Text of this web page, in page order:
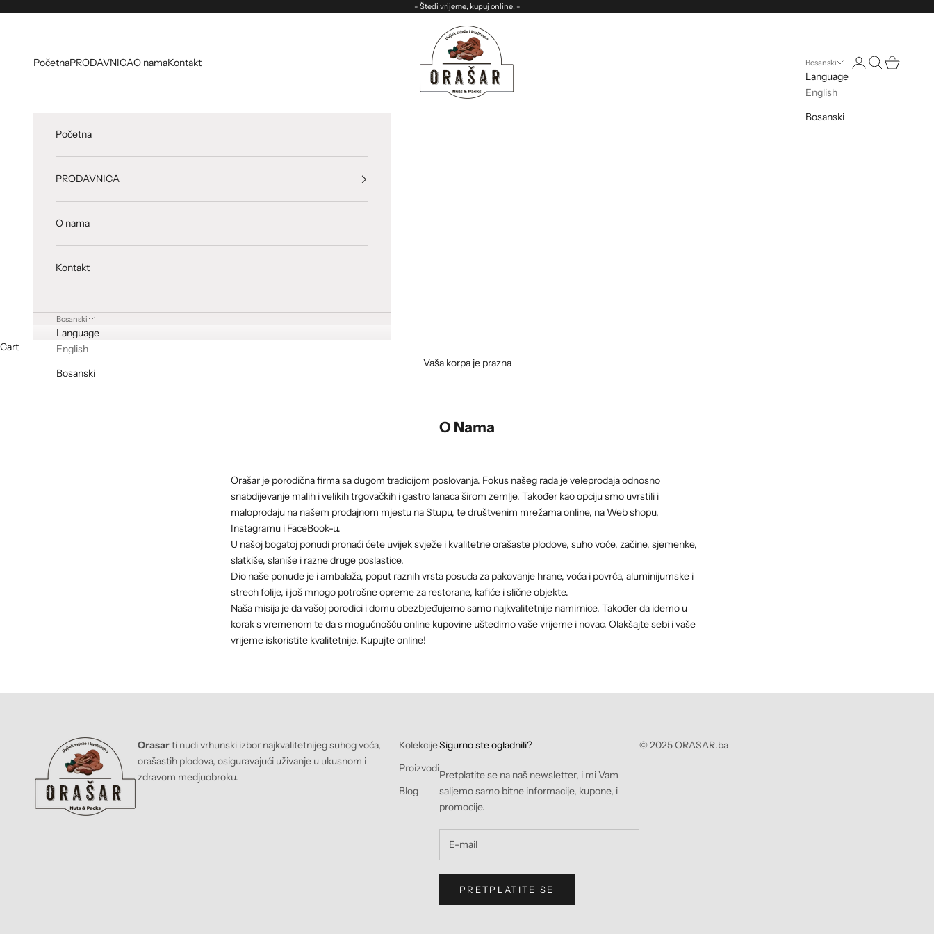
- Štedi vrijeme, kupuj online! -
ORASAR
PočetnaPRODAVNICAO namaKontakt Bosanski
Language
English
Bosanski
Otvorite stranicu
Otvori pretragu
Otvorite
Početna
PRODAVNICA
O nama
Kontakt
Bosanski
Language
English
Bosanski
Cart
Vaša korpa je prazna
O Nama
Orašar je porodična firma sa dugom tradicijom poslovanja. Fokus našeg rada je veleprodaja odnosno
snabdijevanje malih i velikih trgovačkih i gastro lanaca širom zemlje. Također kao opciju smo uvrstili i
maloprodaju na našem prodajnom mjestu na Stupu, te društvenim mrežama online, na Web shopu,
Instagramu i FaceBook-u.
U našoj bogatoj ponudi pronaći ćete uvijek svježe i kvalitetne orašaste plodove, suho voće, začine, sjemenke,
slatkiše, slaniše i razne druge poslastice.
Dio naše ponude je i ambalaža, poput raznih vrsta posuda za pakovanje hrane, voća i povrća, aluminijumske i
strech folije, i još mnogo potrošne opreme za restorane, kafiće i slične objekte.
Naša misija je da vašoj porodici i domu obezbjeđujemo samo najkvalitetnije namirnice. Također da idemo u
korak s vremenom te da s mogućnošću online kupovine uštedimo vaše vrijeme i novac. Olakšajte sebi i vaše
vrijeme iskoristite kvalitetnije. Kupujte online!
Orasarti nudi vrhunski izbor najkvalitetnijeg suhog voća,
orašastih plodova, osiguravajući uživanje u ukusnom i
zdravom medjuobroku.
Kolekcije
Proizvodi
Blog
Sigurno ste ogladnili?
Pretplatite se na naš newsletter, i mi Vam
saljemo samo bitne informacije, kupone, i
promocije.
PRETPLATITE SE
© 2025 ORASAR.ba